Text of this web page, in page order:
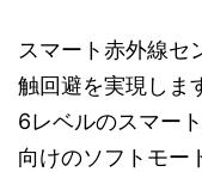
スマート赤外線セ
触回避を実現しま
6レベルのスマー
向けのソフトモー